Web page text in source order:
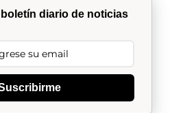
diario de noticias